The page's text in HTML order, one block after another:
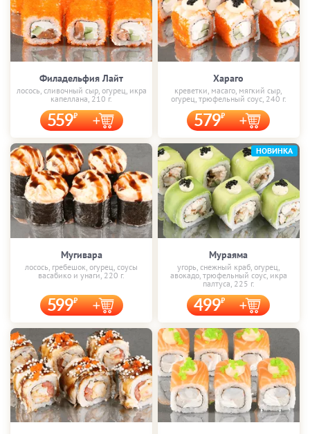
Филадельфия Лайт
лосось, сливочный сыр, огурец, икра
капеллана, 210 г.
559
Хараго
креветки, масаго, мягкий сыр,
огурец, трюфельный соус, 240 г.
579
Мугивара
лосось, гребешок, огурец, соусы
васабико и унаги, 220 г.
599
Мураяма
угорь, снежный краб, огурец,
авокадо, трюфельный соус, икра
палтуса, 225 г.
499
НОВИНКА